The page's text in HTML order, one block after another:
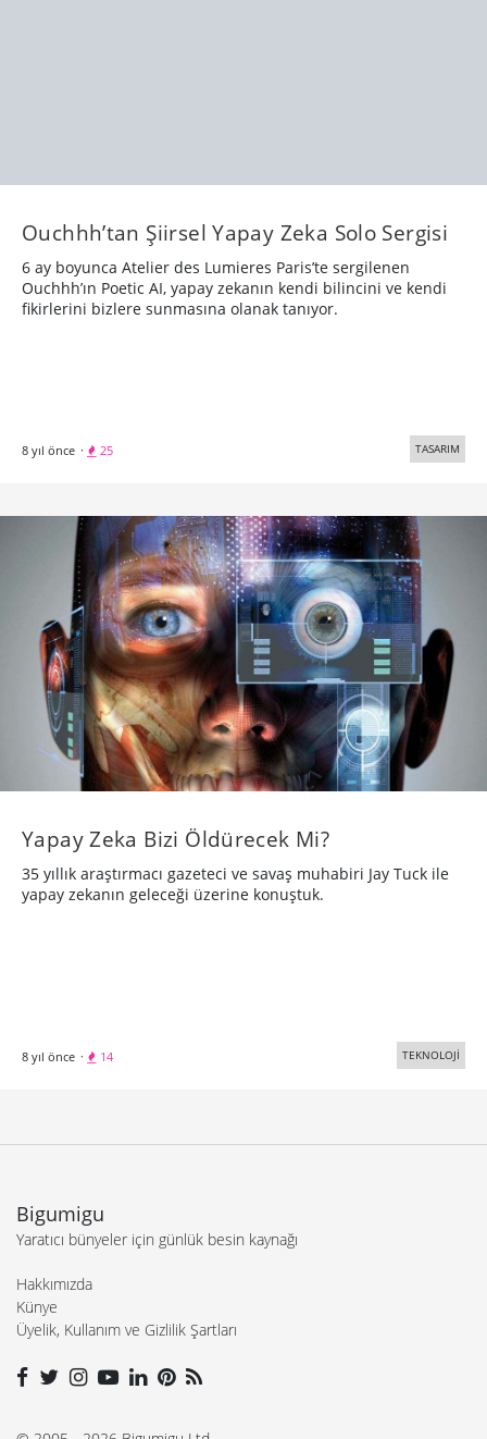
Ouchhh’tan Şiirsel Yapay Zeka Solo Sergisi
6 ay boyunca Atelier des Lumieres Paris’te sergilenen
Ouchhh’ın Poetic AI, yapay zekanın kendi bilincini ve kendi
fikirlerini bizlere sunmasına olanak tanıyor.
8 yıl önce · 25 TASARIM
Yapay Zeka Bizi Öldürecek Mi?
35 yıllık araştırmacı gazeteci ve savaş muhabiri Jay Tuck ile
yapay zekanın geleceği üzerine konuştuk.
8 yıl önce · 14 TEKNOLOJİ
Bigumigu
Yaratıcı bünyeler için günlük besin kaynağı
Hakkımızda
Künye
Üyelik, Kullanım ve Gizlilik Şartları